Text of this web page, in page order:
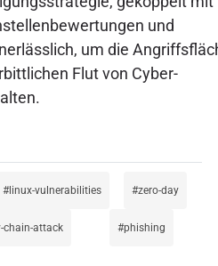
und
um die
Flut von Cyber-
linux-vulnerabilities zero-day
chain-attack phishing